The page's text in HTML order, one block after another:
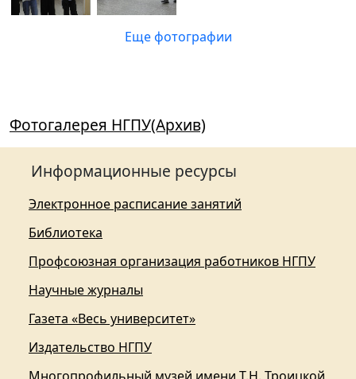
Еще фотографии
Фотогалерея НГПУ(Архив)
Информационные ресурсы
Электронное расписание занятий
Библиотека
Профсоюзная организация работников НГПУ
Научные журналы
Газета «Весь университет»
Издательство НГПУ
Многопрофильный музей имени Т.Н. Троицкой